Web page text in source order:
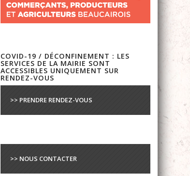
COVID-19 / DÉCONFINEMENT : LES
SERVICES DE LA MAIRIE SONT
ACCESSIBLES UNIQUEMENT SUR
RENDEZ-VOUS
>> PRENDRE RENDEZ-VOUS
>> NOUS CONTACTER